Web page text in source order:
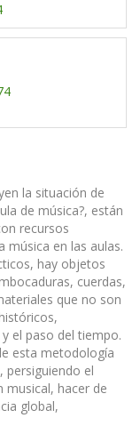
la situación de
de música?, están
recursos
música en las aulas.
hay objetos
cuerdas,
que no son
el paso del tiempo.
esta metodología
persiguiendo el
musical, hacer de
global,